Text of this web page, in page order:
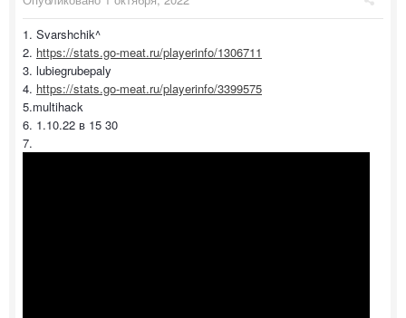
1. Svarshchik^
2. https://stats.go-meat.ru/playerinfo/1306711
3. lubiegrubepaly
4. https://stats.go-meat.ru/playerinfo/3399575
5.multihack
6. 1.10.22 в 15 30
7.